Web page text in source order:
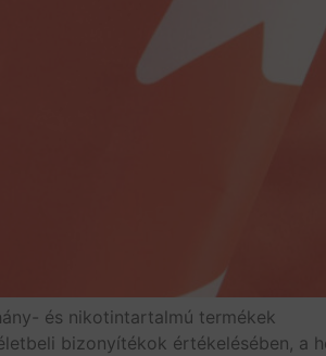
és nikotintartalmú termékek
bizonyítékok értékelésében, a